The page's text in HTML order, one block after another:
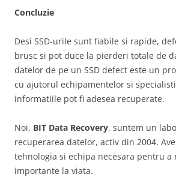
Concluzie
Desi SSD-urile sunt fiabile si rapide,
brusc si pot duce la pierderi totale de
datelor de pe un SSD defect este un
cu ajutorul echipamentelor si
informatiile pot fi adesea recuperate.
Noi, BIT Data Recovery, suntem un
recuperarea datelor, activ din 2004.
tehnologia si echipa necesara pentru a
importante la viata.